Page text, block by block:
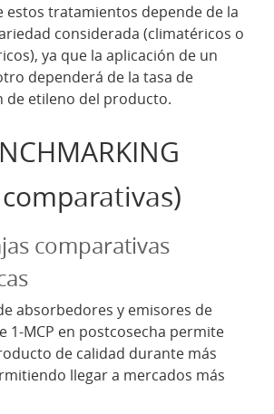
estos tratamientos depende de la
considerada (climatéricos o
ya que la aplicación de un
dependerá de la tasa de
de etileno del producto.
comparativas
absorbedores y emisores de
1-MCP en postcosecha permite
de calidad durante más
llegar a mercados más